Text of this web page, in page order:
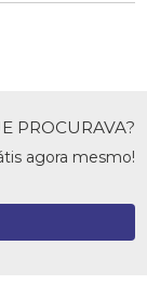
PROCURAVA?
agora mesmo!